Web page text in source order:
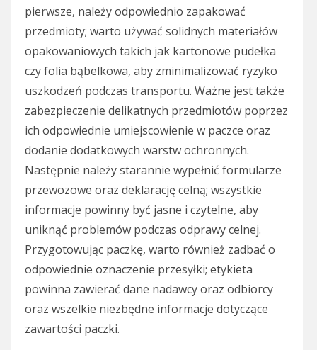
pierwsze, należy odpowiednio zapakować
przedmioty; warto używać solidnych materiałów
opakowaniowych takich jak kartonowe pudełka
czy folia bąbelkowa, aby zminimalizować ryzyko
uszkodzeń podczas transportu. Ważne jest także
zabezpieczenie delikatnych przedmiotów poprzez
ich odpowiednie umiejscowienie w paczce oraz
dodanie dodatkowych warstw ochronnych.
Następnie należy starannie wypełnić formularze
przewozowe oraz deklarację celną; wszystkie
informacje powinny być jasne i czytelne, aby
uniknąć problemów podczas odprawy celnej.
Przygotowując paczkę, warto również zadbać o
odpowiednie oznaczenie przesyłki; etykieta
powinna zawierać dane nadawcy oraz odbiorcy
oraz wszelkie niezbędne informacje dotyczące
zawartości paczki.